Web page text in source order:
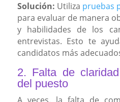
Solución: Utiliza pruebas
para evaluar de manera
y habilidades de los
entrevistas. Esto te
candidatos más
2. Falta de
del puesto